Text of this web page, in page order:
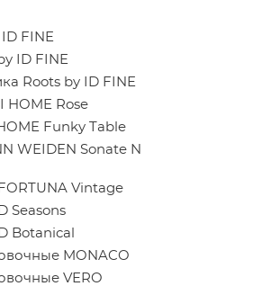
FINE
ID FINE
Roots by ID FINE
HOME Rose
Funky Table
WEIDEN Sonate N
Vintage
Seasons
Botanical
MONACO
VERO